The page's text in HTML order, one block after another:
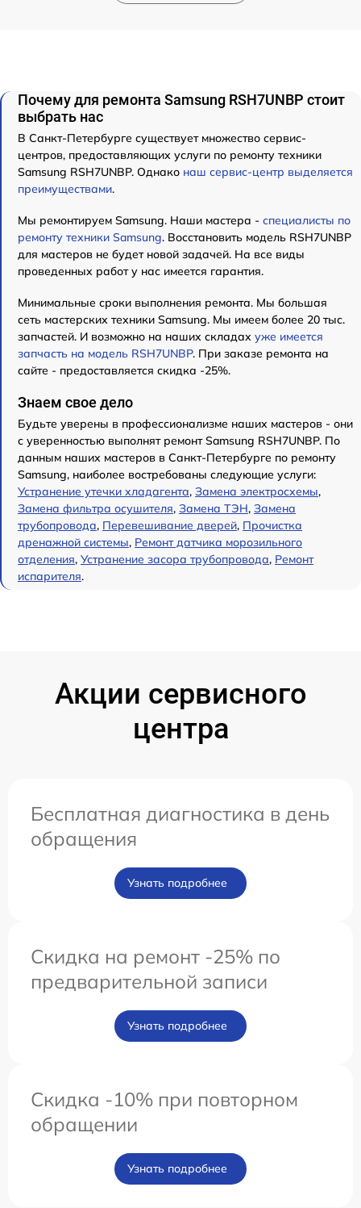
Почему для ремонта Samsung RSH7UNBP стоит
выбрать нас
В Санкт-Петербурге существует множество сервис-
центров, предоставляющих услуги по ремонту техники
Samsung RSH7UNBP. Однако наш сервис-центр выделяется
преимуществами.
Мы ремонтируем Samsung. Наши мастера - специалисты по
ремонту техники Samsung. Восстановить модель RSH7UNBP
для мастеров не будет новой задачей. На все виды
проведенных работ у нас имеется гарантия.
Минимальные сроки выполнения ремонта. Мы большая
сеть мастерских техники Samsung. Мы имеем более 20 тыс.
запчастей. И возможно на наших складах уже имеется
запчасть на модель RSH7UNBP. При заказе ремонта на
сайте - предоставляется скидка -25%.
Знаем свое дело
Будьте уверены в профессионализме наших мастеров - они
с уверенностью выполнят ремонт Samsung RSH7UNBP. По
данным наших мастеров в Санкт-Петербурге по ремонту
Samsung, наиболее востребованы следующие услуги:
Устранение утечки хладагента, Замена электросхемы,
Замена фильтра осушителя, Замена ТЭН, Замена
трубопровода, Перевешивание дверей, Прочистка
дренажной системы, Ремонт датчика морозильного
отделения, Устранение засора трубопровода, Ремонт
испарителя.
Акции сервисного
центра
Бесплатная диагностика в день
обращения
Узнать подробнее
Скидка на ремонт -25% по
предварительной записи
Узнать подробнее
Скидка -10% при повторном
обращении
Узнать подробнее